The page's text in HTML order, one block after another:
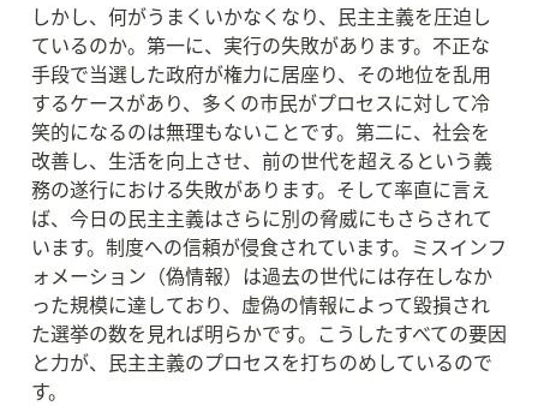
しかし、何がうまくいかなくなり、民主主義を圧迫し
ているのか。第一に、実行の失敗があります。不正な
手段で当選した政府が権力に居座り、その地位を乱用
するケースがあり、多くの市民がプロセスに対して冷
笑的になるのは無理もないことです。第二に、社会を
改善し、生活を向上させ、前の世代を超えるという義
務の遂行における失敗があります。そして率直に言え
ば、今日の民主主義はさらに別の脅威にもさらされて
います。制度への信頼が侵食されています。ミスインフ
ォメーション（偽情報）は過去の世代には存在しなか
った規模に達しており、虚偽の情報によって毀損され
た選挙の数を見れば明らかです。こうしたすべての要因
と力が、民主主義のプロセスを打ちのめしているので
す。